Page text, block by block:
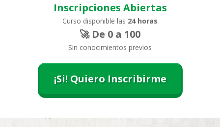
Inscripciones Abiertas
Curso disponible las 24 horas
🚀 De 0 a 100
Sin conocimientos previos
¡Si! Quiero Inscribirme